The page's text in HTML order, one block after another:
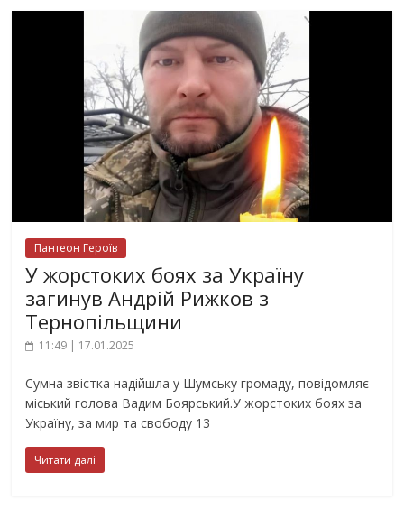
Пантеон Героїв
У жорстоких боях за Україну
загинув Андрій Рижков з
Тернопільщини
11:49 | 17.01.2025
Сумна звістка надійшла у Шумську громаду, повідомляє
міський голова Вадим Боярський.У жорстоких боях за
Україну, за мир та свободу 13
Читати далі